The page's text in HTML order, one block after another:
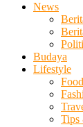
News
Budaya
Lifestyle
Food
Tips